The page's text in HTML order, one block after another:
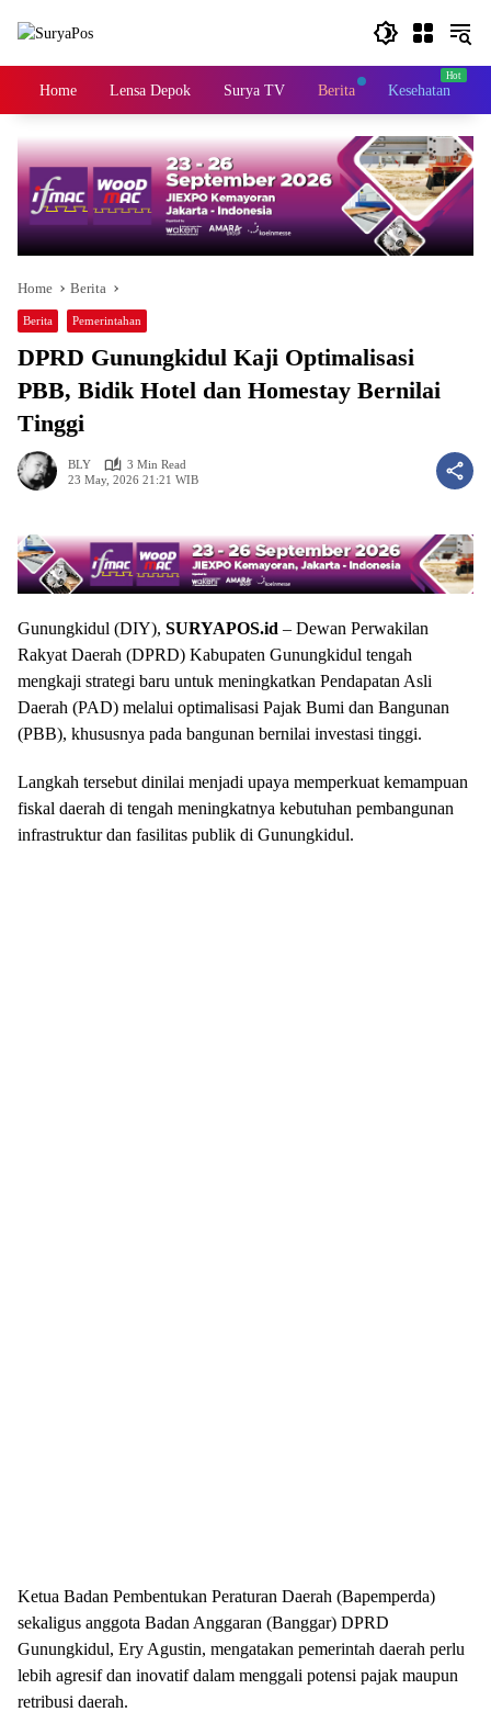
Home Lensa Depok Surya TV Berita Kesehatan
Home Berita
Berita Pemerintahan
DPRD Gunungkidul Kaji Optimalisasi
PBB, Bidik Hotel dan Homestay Bernilai
Tinggi
BLY
3 Min Read
23 May, 2026 21:21 WIB
Gunungkidul (DIY), SURYAPOS.id – Dewan Perwakilan
Rakyat Daerah (DPRD) Kabupaten Gunungkidul tengah
mengkaji strategi baru untuk meningkatkan Pendapatan Asli
Daerah (PAD) melalui optimalisasi Pajak Bumi dan Bangunan
(PBB), khususnya pada bangunan bernilai investasi tinggi.
Langkah tersebut dinilai menjadi upaya memperkuat kemampuan
fiskal daerah di tengah meningkatnya kebutuhan pembangunan
infrastruktur dan fasilitas publik di Gunungkidul.
Ketua Badan Pembentukan Peraturan Daerah (Bapemperda)
sekaligus anggota Badan Anggaran (Banggar) DPRD
Gunungkidul, Ery Agustin, mengatakan pemerintah daerah perlu
lebih agresif dan inovatif dalam menggali potensi pajak maupun
retribusi daerah.